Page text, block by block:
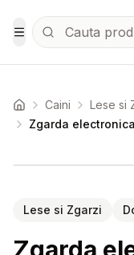
Sari la conținutul
Toggle Menu
Acasa Caini
Lese si
Lese si Zgarzi